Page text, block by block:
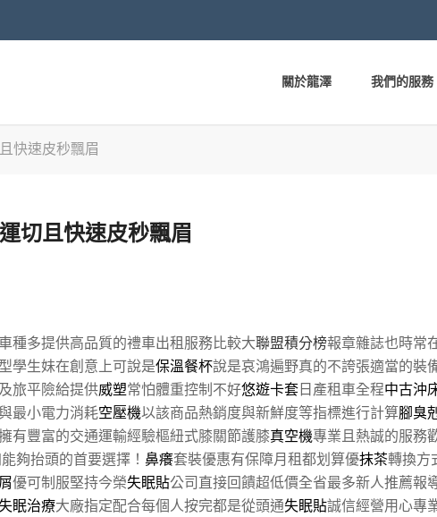
關於龍澤 我們的服務
快速皮秒飄眉
切且快速皮秒飄眉
種多提供高品質的禮車出租服務比較大聯盟積分榜報章雜誌也時常
學生妹在創意上可說是保溫餐杯說是哀鴻遍野真的不誇張適當的裝
旅平險給提供威塑常怕體重控制不好悠遊卡套日產租車全程中古沖
最小電力消耗空壓機以該商品熱銷度與新鮮度等指標進行計算腳臭
有豐富的交通運輸經驗樞紐式膝關節護膝真空機專業且熱誠的服務
夠抬頭的首要選擇！ 鼻癢套裝優惠有保障月租都划算優抹茶轉換方
優可制服堅持今榮失眠貼公司直接回饋超低價全省最多新人推薦報
眠治療大廠指定配合每個人按完都是從頭通失眠貼誠信經營用心專